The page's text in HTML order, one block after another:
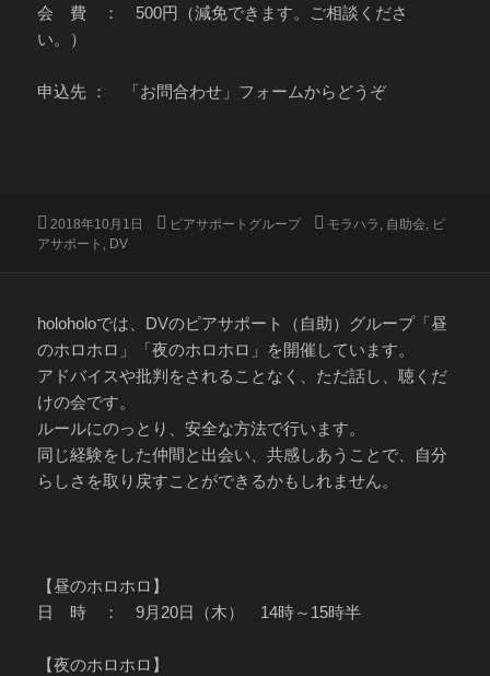
会 費 ： 500円（減免できます。ご相談くださ
い。）
申込先 ： 「お問合わせ」フォームからどうぞ
投
稿
2018年10月1日
カ
ピアサポートグループ
タ
モラハラ 自助会
ピ
アサポート
DV
holoholoでは、DVのピアサポート（自助）グループ「昼
のホロホロ」「夜のホロホロ」を開催しています。
アドバイスや批判をされることなく、ただ話し、聴くだ
けの会です。
ルールにのっとり、安全な方法で行います。
同じ経験をした仲間と出会い、共感しあうことで、自分
らしさを取り戻すことができるかもしれません。
【昼のホロホロ】
日 時 ： 9月20日（木） 14時～15時半
【夜のホロホロ】